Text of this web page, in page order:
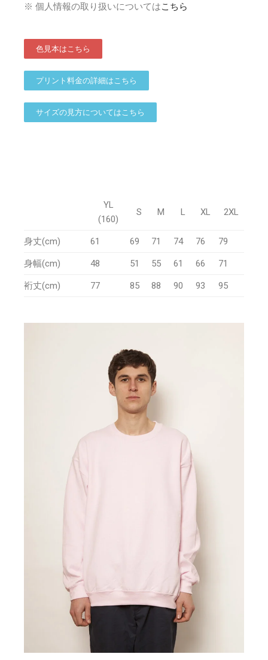
※ 個人情報の取り扱いについてはこちら
色見本はこちら
プリント料金の詳細はこちら
サイズの見方についてはこちら
YL
(160)
S M L XL 2XL
身丈(cm) 61 69 71 74 76 79
身幅(cm) 48 51 55 61 66 71
裄丈(cm) 77 85 88 90 93 95